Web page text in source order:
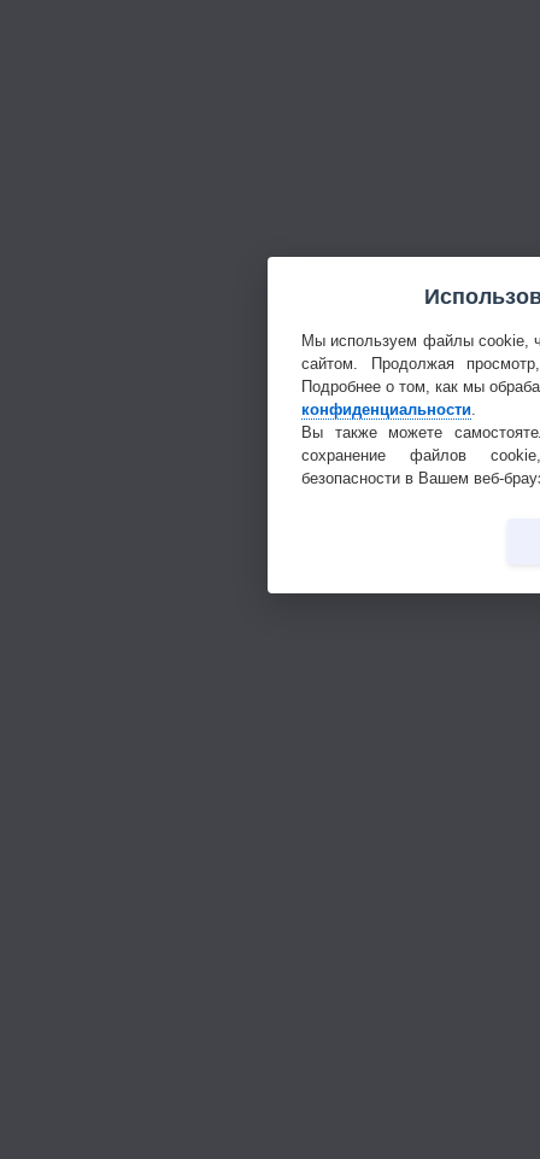
Мы используем файлы cookie,
сайтом. Продолжая
Подробнее о том, как мы
конфиденциальности
Вы также можете
сохранение файлов
безопасности в Вашем веб-